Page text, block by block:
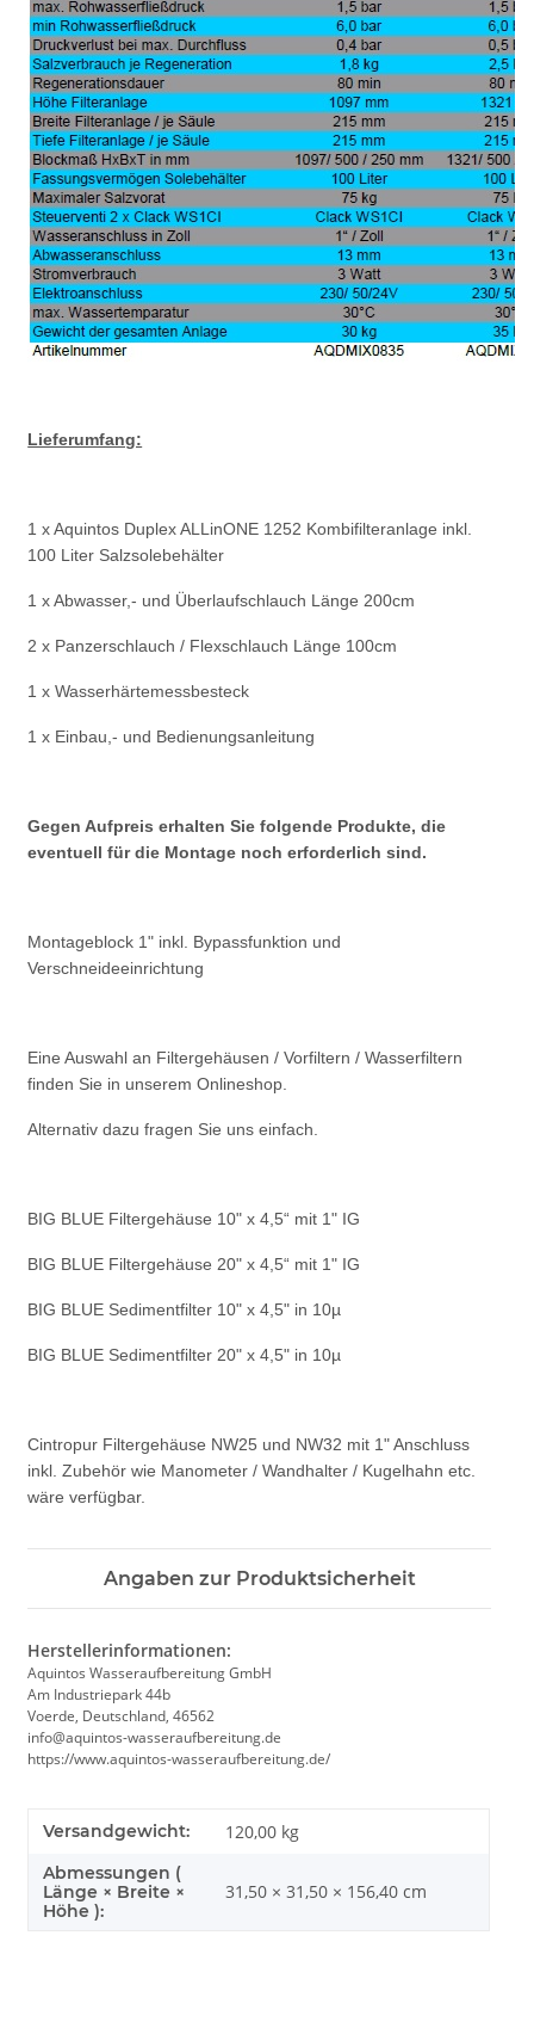
Lieferumfang:
1 x Aquintos Duplex ALLinONE 1252 Kombifilteranlage inkl.
100 Liter Salzsolebehälter
1 x Abwasser,- und Überlaufschlauch Länge 200cm
2 x Panzerschlauch / Flexschlauch Länge 100cm
1 x Wasserhärtemessbesteck
1 x Einbau,- und Bedienungsanleitung
Gegen Aufpreis erhalten Sie folgende Produkte, die
eventuell für die Montage noch erforderlich sind.
Montageblock 1" inkl. Bypassfunktion und
Verschneideeinrichtung
Eine Auswahl an Filtergehäusen / Vorfiltern / Wasserfiltern
finden Sie in unserem Onlineshop.
Alternativ dazu fragen Sie uns einfach.
BIG BLUE Filtergehäuse 10" x 4,5“ mit 1" IG
BIG BLUE Filtergehäuse 20" x 4,5“ mit 1" IG
BIG BLUE Sedimentfilter 10" x 4,5" in 10µ
BIG BLUE Sedimentfilter 20" x 4,5" in 10µ
Cintropur Filtergehäuse NW25 und NW32 mit 1" Anschluss
inkl. Zubehör wie Manometer / Wandhalter / Kugelhahn etc.
wäre verfügbar.
Angaben zur Produktsicherheit
Herstellerinformationen:
Aquintos Wasseraufbereitung GmbH
Am Industriepark 44b
Voerde, Deutschland, 46562
info@aquintos-wasseraufbereitung.de
https://www.aquintos-wasseraufbereitung.de/
Versandgewicht: 120,00 kg
Abmessungen (
Länge × Breite ×
Höhe ):
31,50 × 31,50 × 156,40 cm